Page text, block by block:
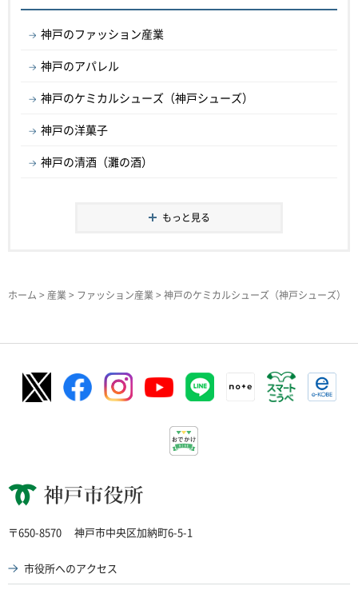
神戸のファッション産業
神戸のアパレル
神戸のケミカルシューズ（神戸シューズ）
神戸の洋菓子
神戸の清酒（灘の酒）
もっと見る
ホーム > 産業> ファッション産業> 神戸のケミカルシューズ（神戸シューズ）
神戸市役所
〒650-8570 神戸市中央区加納町6-5-1
市役所へのアクセス